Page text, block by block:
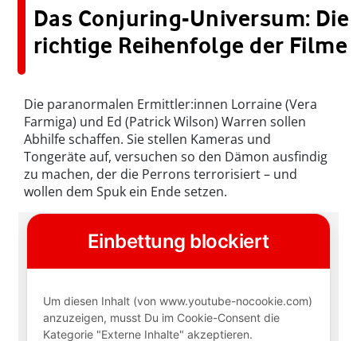
Das Conjuring-Universum: Die
richtige Reihenfolge der Filme
Die paranormalen Ermittler:innen Lorraine (Vera
Farmiga) und Ed (Patrick Wilson) Warren sollen
Abhilfe schaffen. Sie stellen Kameras und
Tongeräte auf, versuchen so den Dämon ausfindig
zu machen, der die Perrons terrorisiert – und
wollen dem Spuk ein Ende setzen.